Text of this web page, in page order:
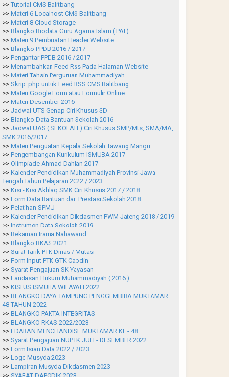
>> Tutorial CMS Balitbang
>> Materi 6 Localhost CMS Balitbang
>> Materi 8 Cloud Storage
>> Blangko Biodata Guru Agama Islam ( PAI )
>> Materi 9 Pembuatan Header Website
>> Blangko PPDB 2016 / 2017
>> Pengantar PPDB 2016 / 2017
>> Menambahkan Feed Rss Pada Halaman Website
>> Materi Tahsin Perguruan Muhammadiyah
>> Skrip .php untuk Feed RSS CMS Balitbang
>> Materi Google Form atau Formulir Online
>> Materi Desember 2016
>> Jadwal UTS Genap Ciri Khusus SD
>> Blangko Data Bantuan Sekolah 2016
>> Jadwal UAS ( SEKOLAH ) Ciri Khusus SMP/Mts, SMA/MA,
SMK 2016/2017
>> Materi Penguatan Kepala Sekolah Tawang Mangu
>> Pengembangan Kurikulum ISMUBA 2017
>> Olimpiade Ahmad Dahlan 2017
>> Kalender Pendidikan Muhammadiyah Provinsi Jawa
Tengah Tahun Pelajaran 2022 / 2023
>> Kisi - Kisi Akhlaq SMK Ciri Khusus 2017 / 2018
>> Form Data Bantuan dan Prestasi Sekolah 2018
>> Pelatihan SPMU
>> Kalender Pendidikan Dikdasmen PWM Jateng 2018 / 2019
>> Instrumen Data Sekolah 2019
>> Rekaman Irama Nahawand
>> Blangko RKAS 2021
>> Surat Tarik PTK Dinas / Mutasi
>> Form Input PTK GTK Cabdin
>> Syarat Pengajuan SK Yayasan
>> Landasan Hukum Muhammadiyah ( 2016 )
>> KISI US ISMUBA WILAYAH 2022
>> BLANGKO DAYA TAMPUNG PENGGEMBIRA MUKTAMAR
48 TAHUN 2022
>> BLANGKO PAKTA INTEGRITAS
>> BLANGKO RKAS 2022/2023
>> EDARAN MENCHANDISE MUKTAMAR KE - 48
>> Syarat Pengajuan NUPTK JULI - DESEMBER 2022
>> Form Isian Data 2022 / 2023
>> Logo Musyda 2023
>> Lampiran Musyda Dikdasmen 2023
>> SYARAT DAPODIK 2023